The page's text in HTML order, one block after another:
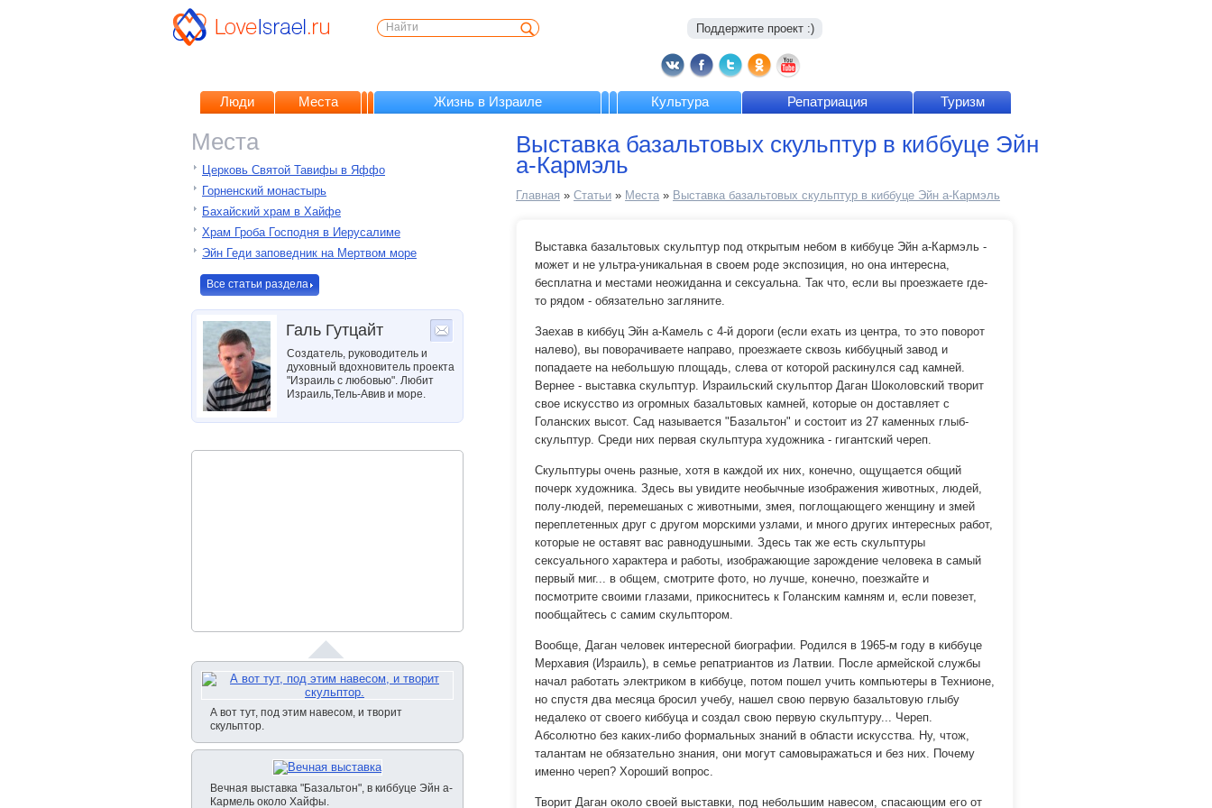
Поддержите проект :)
Люди Места Жизнь в Израиле Культура Репатриация Туризм
Места
Церковь Святой Тавифы в Яффо
Горненский монастырь
Бахайский храм в Хайфе
Храм Гроба Господня в Иерусалиме
Эйн Геди заповедник на Мертвом море
Все статьи раздела
Галь Гутцайт
Создатель, руководитель и
духовный вдохновитель проекта
"Израиль с любовью". Любит
Израиль,Тель-Авив и море.
А вот тут, под этим навесом, и творит
скульптор.
Вечная выставка "Базальтон", в киббуце Эйн а-
Кармель около Хайфы.
Выставка базальтовых скульптур в киббуце Эйн
а-Кармэль
Главная » Статьи » Места » Выставка базальтовых скульптур в киббуце Эйн а-Кармэль
Выставка базальтовых скульптур под открытым небом в киббуце Эйн а-Кармэль -
может и не ультра-уникальная в своем роде экспозиция, но она интересна,
бесплатна и местами неожиданна и сексуальна. Так что, если вы проезжаете где-
то рядом - обязательно загляните.
Заехав в киббуц Эйн а-Камель с 4-й дороги (если ехать из центра, то это поворот
налево), вы поворачиваете направо, проезжаете сквозь киббуцный завод и
попадаете на небольшую площадь, слева от которой раскинулся сад камней.
Вернее - выставка скульптур. Израильский скульптор Даган Шоколовский творит
свое искусство из огромных базальтовых камней, которые он доставляет с
Голанских высот. Сад называется "Базальтон" и состоит из 27 каменных глыб-
скульптур. Среди них первая скульптура художника - гигантский череп.
Скульптуры очень разные, хотя в каждой их них, конечно, ощущается общий
почерк художника. Здесь вы увидите необычные изображения животных, людей,
полу-людей, перемешаных с животными, змея, поглощающего женщину и змей
переплетенных друг с другом морскими узлами, и много других интересных работ,
которые не оставят вас равнодушными. Здесь так же есть скульптуры
сексуального характера и работы, изображающие зарождение человека в самый
первый миг... в общем, смотрите фото, но лучше, конечно, поезжайте и
посмотрите своими глазами, прикоснитесь к Голанским камням и, если повезет,
пообщайтесь с самим скульптором.
Вообще, Даган человек интересной биографии. Родился в 1965-м году в киббуце
Мерхавия (Израиль), в семье репатриантов из Латвии. После армейской службы
начал работать электриком в киббуце, потом пошел учить компьютеры в Технионе,
но спустя два месяца бросил учебу, нашел свою первую базальтовую глыбу
недалеко от своего киббуца и создал свою первую скульптуру... Череп.
Абсолютно без каких-либо формальных знаний в области искусства. Ну, чтож,
талантам не обязательно знания, они могут самовыражаться и без них. Почему
именно череп? Хороший вопрос.
Творит Даган около своей выставки, под небольшим навесом, спасающим его от